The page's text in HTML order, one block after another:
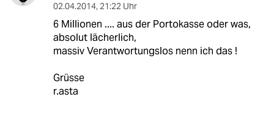
02.04.2014, 21:22 Uhr
6 Millionen .... aus der Portokasse oder was,
absolut lächerlich,
massiv Verantwortungslos nenn ich das !
Grüsse
r.asta